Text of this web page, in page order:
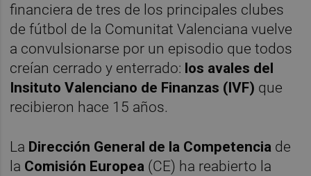
financiera de tres de los principales clubes
de fútbol de la Comunitat Valenciana vuelve
a convulsionarse por un episodio que todos
creían cerrado y enterrado: los avales del
Insituto Valenciano de Finanzas (IVF) que
recibieron hace 15 años.
La Dirección General de la Competencia de
la Comisión Europea (CE) ha reabierto la